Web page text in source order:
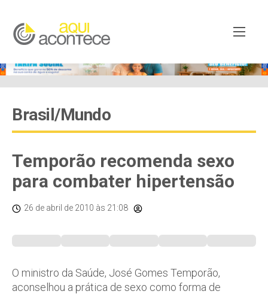
Brasil/Mundo
Temporão recomenda sexo
para combater hipertensão
26 de abril de 2010 às 21:08
O ministro da Saúde, José Gomes Temporão,
aconselhou a prática de sexo como forma de